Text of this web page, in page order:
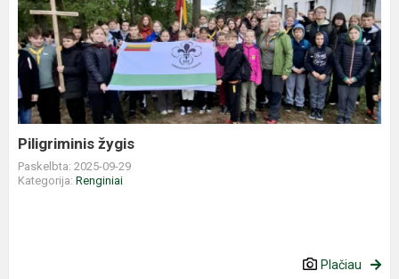
žygis
Piligriminis žygis
Paskelbta: 2025-09-29
Kategorija: Renginiai
Plačiau